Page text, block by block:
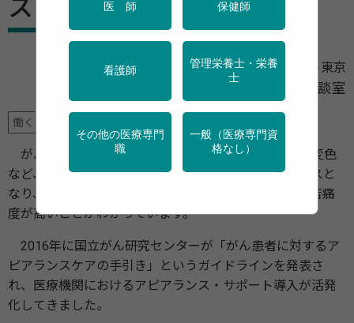
ス・サポート
一般社団法人アピアランス・サポート東京
みなとアピアランス・サポート相談室
働く人のがん対策
がん治療の副作用に伴う手術跡、脱毛、皮膚や爪の変色
など、外見が変化することは患者さんに大きなストレスと
なり、特に女性にとっては吐き気やしびれなどよりも苦痛
度が高いことがわかっています。
2016年に国立がん研究センターが「がん患者に対するア
ピアランスケアの手引き」というガイドラインを発表さ
れ、医療機関におけるアピアランス・サポート導入が活発
化してきました。
医 師 保健師
看護師
管理栄養士・栄養
士
その他の医療専門
職
一般（医療専門資
格なし）